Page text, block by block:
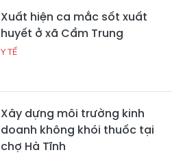
Xuất hiện ca mắc sốt xuất
huyết ở xã Cẩm Trung
Y TẾ
Xây dựng môi trường kinh
doanh không khói thuốc tại
chợ Hà Tĩnh